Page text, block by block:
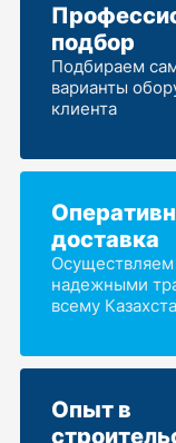
подбор
Подбираем
варианты
клиента
доставка
Осуществляем
надежными
всему
Опыт в